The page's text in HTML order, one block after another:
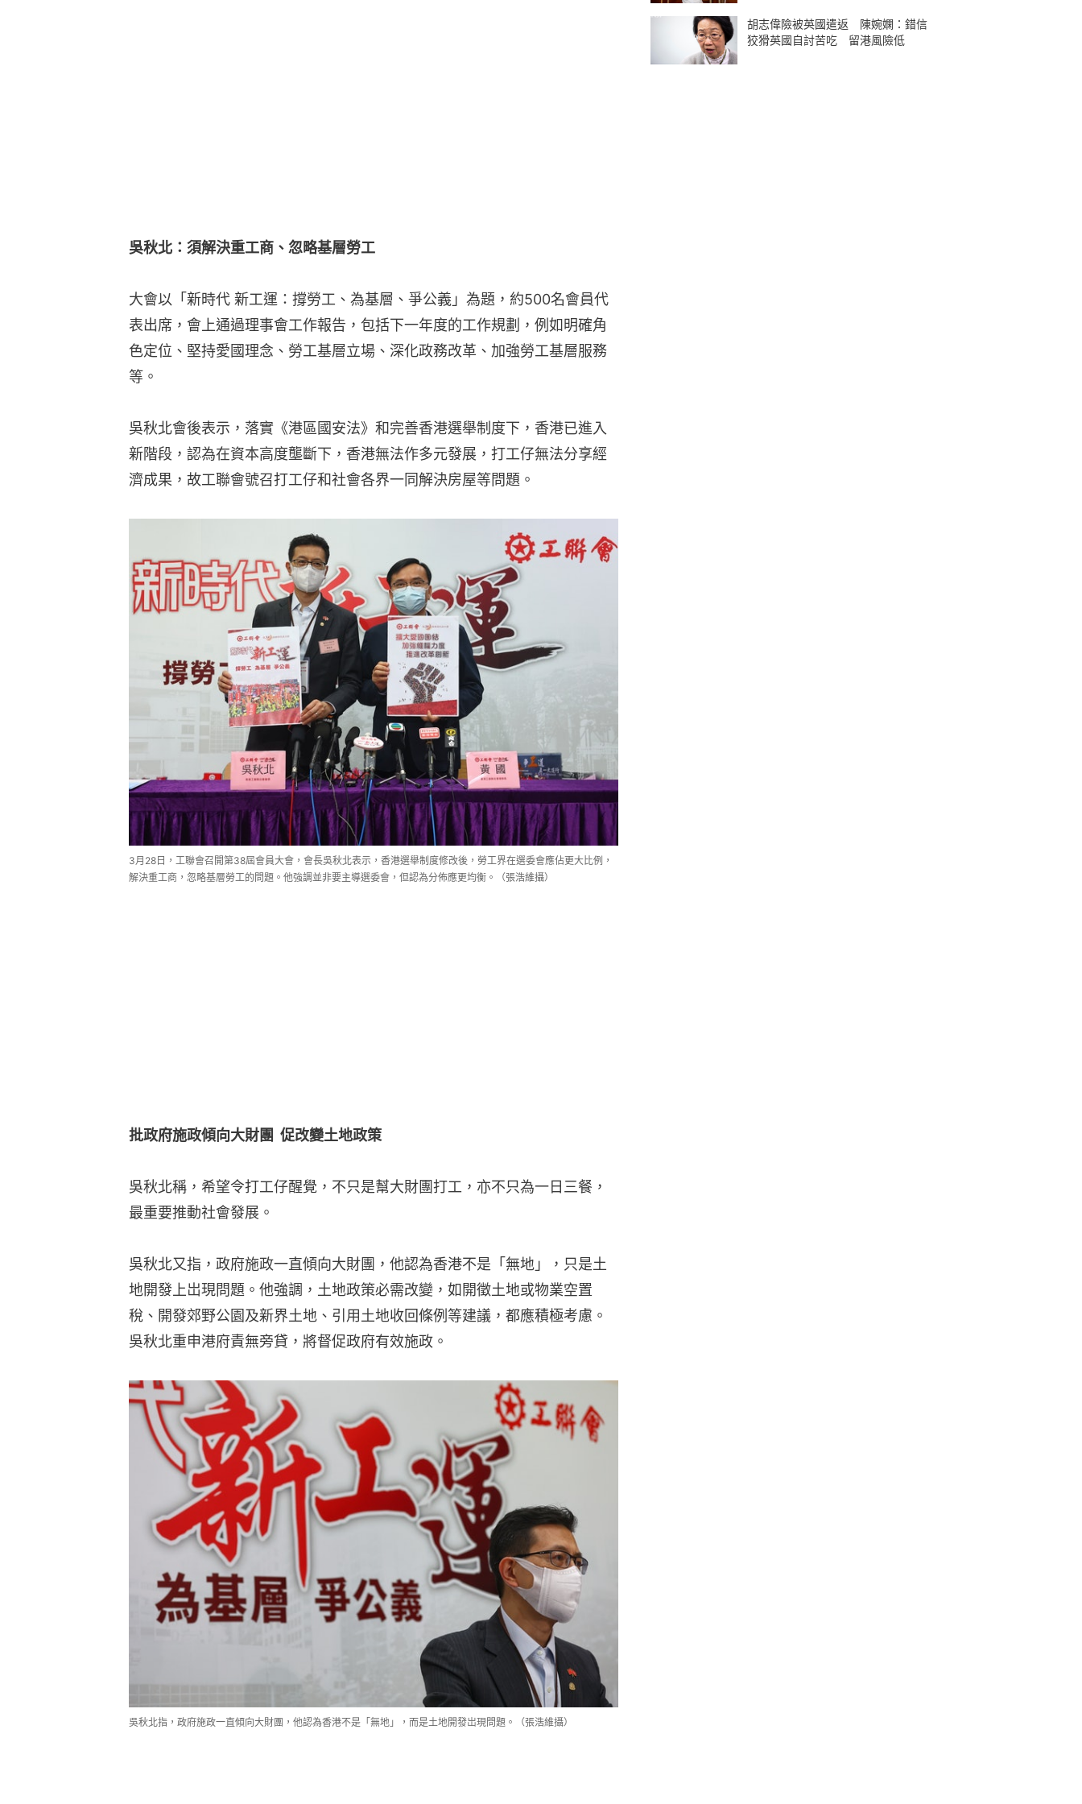
吳秋北：須解決重工商、忽略基層勞工
大會以「新時代 新工運：撐勞工、為基層、爭公義」為題，約500名會員代
表出席，會上通過理事會工作報告，包括下一年度的工作規劃，例如明確角
色定位、堅持愛國理念、勞工基層立場、深化政務改革、加強勞工基層服務
等。
吳秋北會後表示，落實《港區國安法》和完善香港選舉制度下，香港已進入
新階段，認為在資本高度壟斷下，香港無法作多元發展，打工仔無法分享經
濟成果，故工聯會號召打工仔和社會各界一同解決房屋等問題。
3月28日，工聯會召開第38屆會員大會，會長吳秋北表示，香港選舉制度修改後，勞工界在選委會應佔更大比例，
解決重工商，忽略基層勞工的問題。他強調並非要主導選委會，但認為分佈應更均衡。（張浩維攝）
批政府施政傾向大財團  促改變土地政策
吳秋北稱，希望令打工仔醒覺，不只是幫大財團打工，亦不只為一日三餐，
最重要推動社會發展。
吳秋北又指，政府施政一直傾向大財團，他認為香港不是「無地」，只是土
地開發上岀現問題。他強調，土地政策必需改變，如開徵土地或物業空置
稅、開發郊野公園及新界土地、引用土地收回條例等建議，都應積極考慮。
吳秋北重申港府責無旁貸，將督促政府有效施政。
吳秋北指，政府施政一直傾向大財團，他認為香港不是「無地」，而是土地開發岀現問題。（張浩維攝）
胡志偉險被英國遣返 陳婉嫻：錯信
狡猾英國自討苦吃 留港風險低